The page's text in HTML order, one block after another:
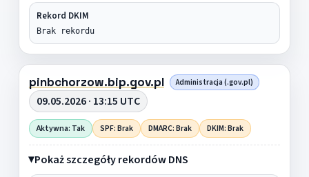
Rekord DKIM
Brak rekordu
pinbchorzow.bip.gov.pl Administracja (.gov.pl)
09.05.2026 · 13:15 UTC
Aktywna: Tak SPF: Brak DMARC: Brak DKIM: Brak
Pokaż szczegóły rekordów DNS